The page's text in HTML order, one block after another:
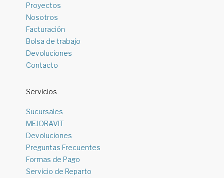
Proyectos
Nosotros
Facturación
Bolsa de trabajo
Devoluciones
Contacto
Servicios
Sucursales
MEJORAVIT
Devoluciones
Preguntas Frecuentes
Formas de Pago
Servicio de Reparto